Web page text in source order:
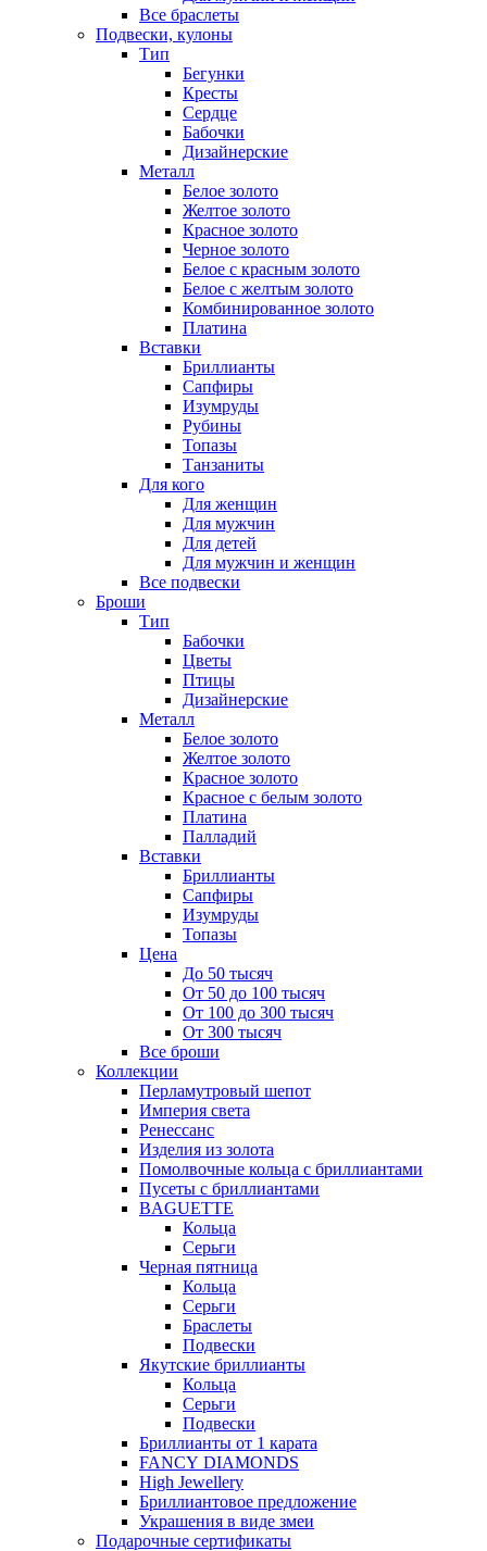
Все браслеты
Подвески, кулоны
Тип
Бегунки
Кресты
Сердце
Бабочки
Дизайнерские
Металл
Белое золото
Желтое золото
Красное золото
Черное золото
Белое с красным золото
Белое с желтым золото
Комбинированное золото
Платина
Вставки
Бриллианты
Сапфиры
Изумруды
Рубины
Топазы
Танзаниты
Для кого
Для женщин
Для мужчин
Для детей
Для мужчин и женщин
Все подвески
Броши
Тип
Бабочки
Цветы
Птицы
Дизайнерские
Металл
Белое золото
Желтое золото
Красное золото
Красное с белым золото
Платина
Палладий
Вставки
Бриллианты
Сапфиры
Изумруды
Топазы
Цена
До 50 тысяч
От 50 до 100 тысяч
От 100 до 300 тысяч
От 300 тысяч
Все броши
Коллекции
Перламутровый шепот
Империя света
Ренессанс
Изделия из золота
Помолвочные кольца с бриллиантами
Пусеты с бриллиантами
BAGUETTE
Кольца
Серьги
Черная пятница
Кольца
Серьги
Браслеты
Подвески
Якутские бриллианты
Кольца
Серьги
Подвески
Бриллианты от 1 карата
FANCY DIAMONDS
High Jewellery
Бриллиантовое предложение
Украшения в виде змеи
Подарочные сертификаты